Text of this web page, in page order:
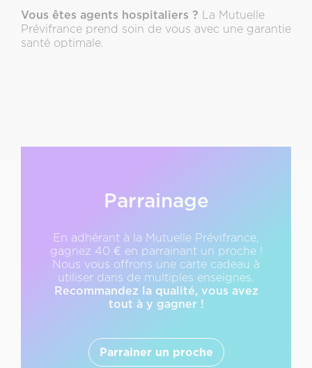
Vous êtes agents hospitaliers ? La Mutuelle
Prévifrance prend soin de vous avec une garantie
santé optimale.
DescriptionParrainage
En adhérant à la Mutuelle Prévifrance,
gagnez 40 € en parrainant un proche !
Nous vous offrons une carte cadeau à
utiliser dans de multiples enseignes.
Recommandez la qualité, vous avez
tout à y gagner !
Parrainer un proche